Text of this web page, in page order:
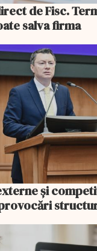
de Fisc.
salva firma
și